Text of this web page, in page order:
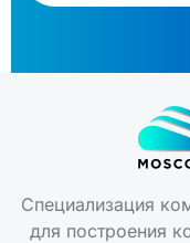
Специализация
для построения